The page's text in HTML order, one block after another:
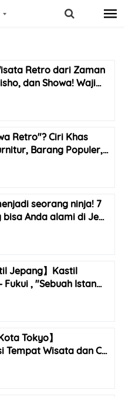
Retro dari Zaman
dan Showa! Waji…
Retro"? Ciri Khas
Barang Populer,…
seorang ninja! 7
Anda alami di Je…
Jepang】Kastil
Fukui , "Sebuah Istan…
Tokyo】
Tempat Wisata dan C…